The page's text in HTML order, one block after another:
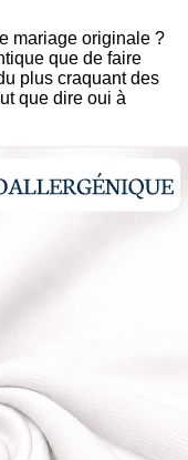
mariage originale ?
que de faire
plus craquant des
que dire oui à